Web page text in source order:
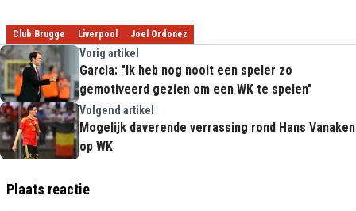
Club Brugge Liverpool Joel Ordonez
Vorig artikel
Garcia: "Ik heb nog nooit een speler zo
gemotiveerd gezien om een WK te spelen"
Volgend artikel
Mogelijk daverende verrassing rond Hans Vanaken
op WK
Plaats reactie